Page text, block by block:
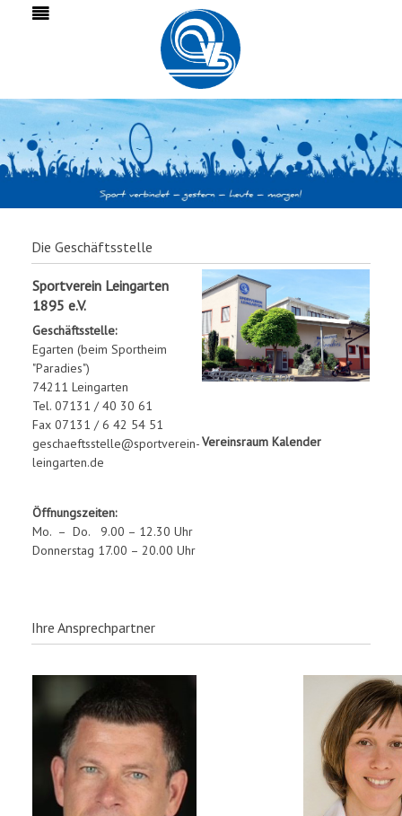
Die Geschäftsstelle
Sportverein Leingarten
1895 e.V.
Geschäftsstelle:
Egarten (beim Sportheim
"Paradies")
74211 Leingarten
Tel. 07131 / 40 30 61
Fax 07131 / 6 42 54 51
geschaeftsstelle@sportverein-
leingarten.de
Öffnungszeiten:
Mo. – Do. 9.00 – 12.30 Uhr
Donnerstag 17.00 – 20.00 Uhr
Vereinsraum Kalender
Ihre Ansprechpartner